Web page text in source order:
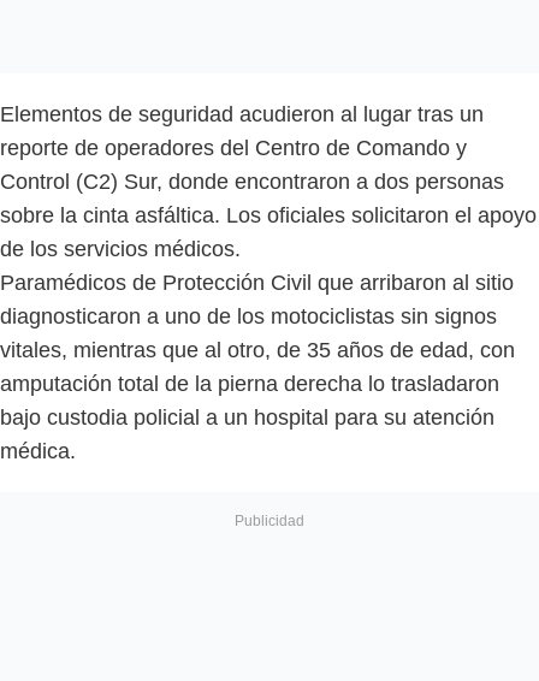
Elementos de seguridad acudieron al lugar tras un
reporte de operadores del Centro de Comando y
Control (C2) Sur, donde encontraron a dos personas
sobre la cinta asfáltica. Los oficiales solicitaron el apoyo
de los servicios médicos.
Paramédicos de Protección Civil que arribaron al sitio
diagnosticaron a uno de los motociclistas sin signos
vitales, mientras que al otro, de 35 años de edad, con
amputación total de la pierna derecha lo trasladaron
bajo custodia policial a un hospital para su atención
médica.